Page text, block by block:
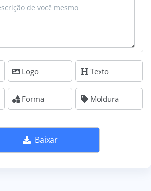
Logo Texto
Forma Moldura
Baixar